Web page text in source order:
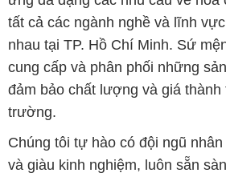
tất cả các ngành nghề và lĩnh
nhau tại TP. Hồ Chí Minh. Sứ
cung cấp và phân phối những
đảm bảo chất lượng và giá thành
trường.
Chúng tôi tự hào có đội ngũ
và giàu kinh nghiệm, luôn sẵn